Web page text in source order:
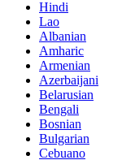
Hindi
Lao
Albanian
Amharic
Armenian
Azerbaijani
Belarusian
Bengali
Bosnian
Bulgarian
Cebuano